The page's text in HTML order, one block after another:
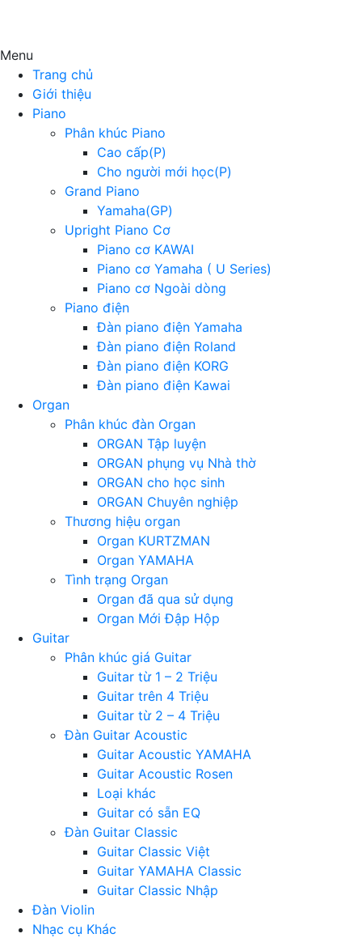
Menu
Trang chủ
Giới thiệu
Piano
Phân khúc Piano
Cao cấp(P)
Cho người mới học(P)
Grand Piano
Yamaha(GP)
Upright Piano Cơ
Piano cơ KAWAI
Piano cơ Yamaha ( U Series)
Piano cơ Ngoài dòng
Piano điện
Đàn piano điện Yamaha
Đàn piano điện Roland
Đàn piano điện KORG
Đàn piano điện Kawai
Organ
Phân khúc đàn Organ
ORGAN Tập luyện
ORGAN phụng vụ Nhà thờ
ORGAN cho học sinh
ORGAN Chuyên nghiệp
Thương hiệu organ
Organ KURTZMAN
Organ YAMAHA
Tình trạng Organ
Organ đã qua sử dụng
Organ Mới Đập Hộp
Guitar
Phân khúc giá Guitar
Guitar từ 1 – 2 Triệu
Guitar trên 4 Triệu
Guitar từ 2 – 4 Triệu
Đàn Guitar Acoustic
Guitar Acoustic YAMAHA
Guitar Acoustic Rosen
Loại khác
Guitar có sẵn EQ
Đàn Guitar Classic
Guitar Classic Việt
Guitar YAMAHA Classic
Guitar Classic Nhập
Đàn Violin
Nhạc cụ Khác